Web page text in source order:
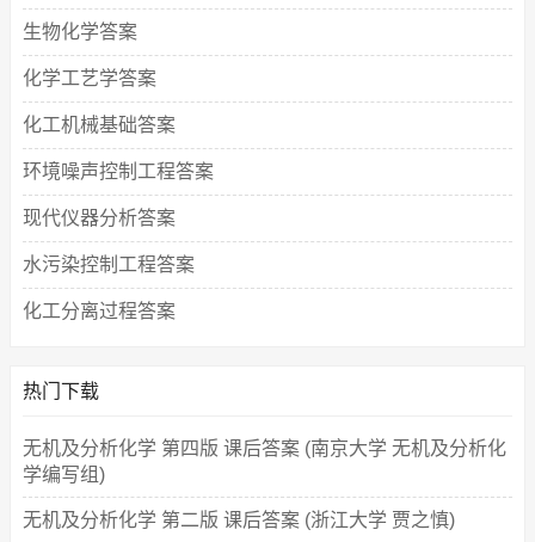
生物化学答案
化学工艺学答案
化工机械基础答案
环境噪声控制工程答案
现代仪器分析答案
水污染控制工程答案
化工分离过程答案
热门下载
无机及分析化学 第四版 课后答案 (南京大学 无机及分析化
学编写组)
无机及分析化学 第二版 课后答案 (浙江大学 贾之慎)